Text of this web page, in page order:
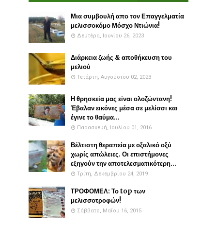
Μια συμβουλή απο τον Επαγγελματία
μελισσοκόμο Μόσχο Ντιώνια!
Δευτέρα, Ιουνίου 26, 2023
Διάρκεια ζωής & αποθήκευση του
μελιού
Τετάρτη, Αυγούστου 02, 2023
Η θρησκεία μας είναι ολοζώντανη!
Έβαλαν εικόνες μέσα σε μελίσσι και
έγινε το θαύμα...
Παρασκευή, Ιουλίου 01, 2016
Βέλτιστη θεραπεία με οξαλικό οξύ
χωρίς απώλειες. Οι επιστήμονες
εξηγούν την αποτελεσματικότερη...
Τρίτη, Δεκεμβρίου 24, 2019
ΤΡΟΦΟΜΕΛ: Το top των
μελισσοτροφών!
Σάββατο, Μαΐου 16, 2015